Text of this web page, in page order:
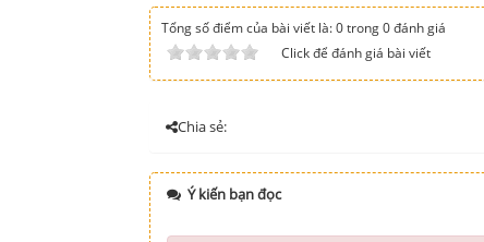
Tổng số điểm của bài viết là: 0 trong 0 đánh giá
Click để đánh giá bài viết
Chia sẻ:
Ý kiến bạn đọc